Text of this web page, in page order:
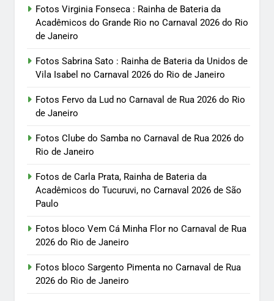
Fotos Virginia Fonseca : Rainha de Bateria da
Acadêmicos do Grande Rio no Carnaval 2026 do Rio
de Janeiro
Fotos Sabrina Sato : Rainha de Bateria da Unidos de
Vila Isabel no Carnaval 2026 do Rio de Janeiro
Fotos Fervo da Lud no Carnaval de Rua 2026 do Rio
de Janeiro
Fotos Clube do Samba no Carnaval de Rua 2026 do
Rio de Janeiro
Fotos de Carla Prata, Rainha de Bateria da
Acadêmicos do Tucuruvi, no Carnaval 2026 de São
Paulo
Fotos bloco Vem Cá Minha Flor no Carnaval de Rua
2026 do Rio de Janeiro
Fotos bloco Sargento Pimenta no Carnaval de Rua
2026 do Rio de Janeiro